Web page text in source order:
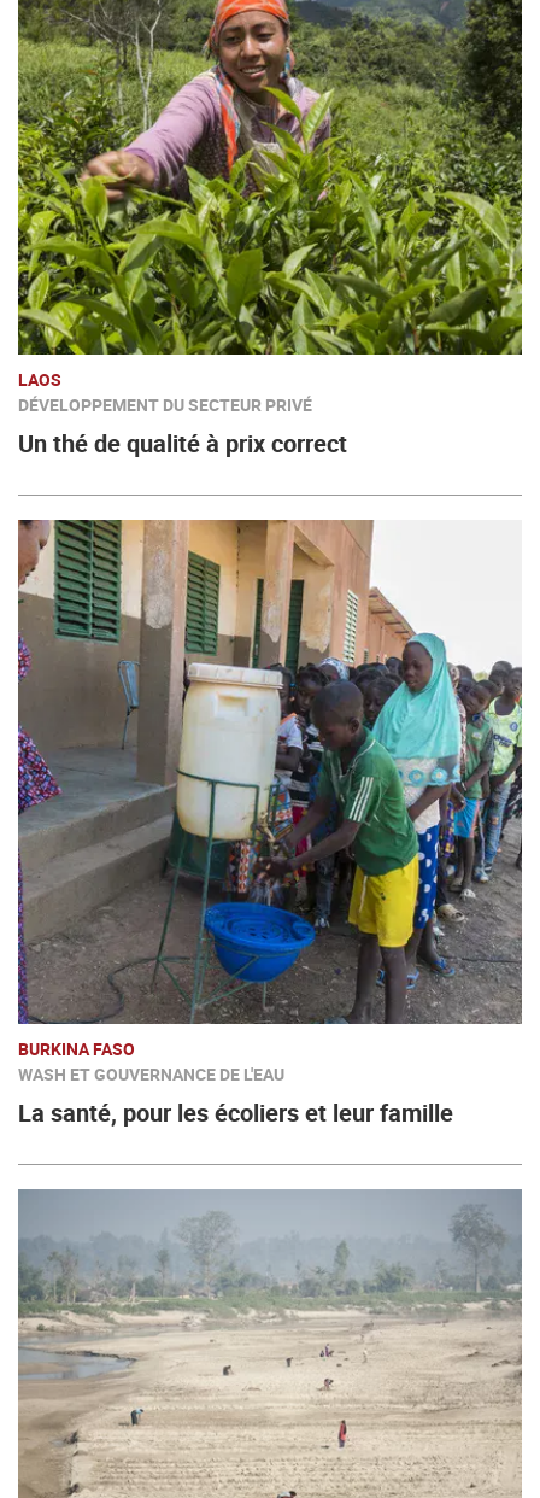
LAOS
DÉVELOPPEMENT DU SECTEUR PRIVÉ
Un thé de qualité à prix correct
BURKINA FASO
WASH ET GOUVERNANCE DE L'EAU
La santé, pour les écoliers et leur famille